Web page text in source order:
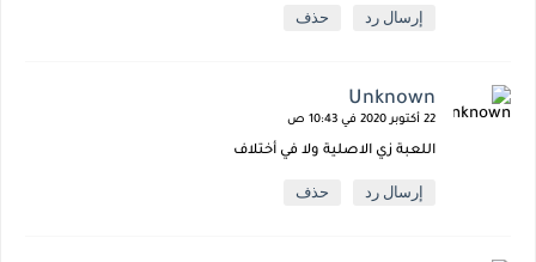
إرسال رد حذف
Unknown
22 أكتوبر 2020 في 10:43 ص
اللعبة زي الاصلية ولا في أختلاف
إرسال رد حذف